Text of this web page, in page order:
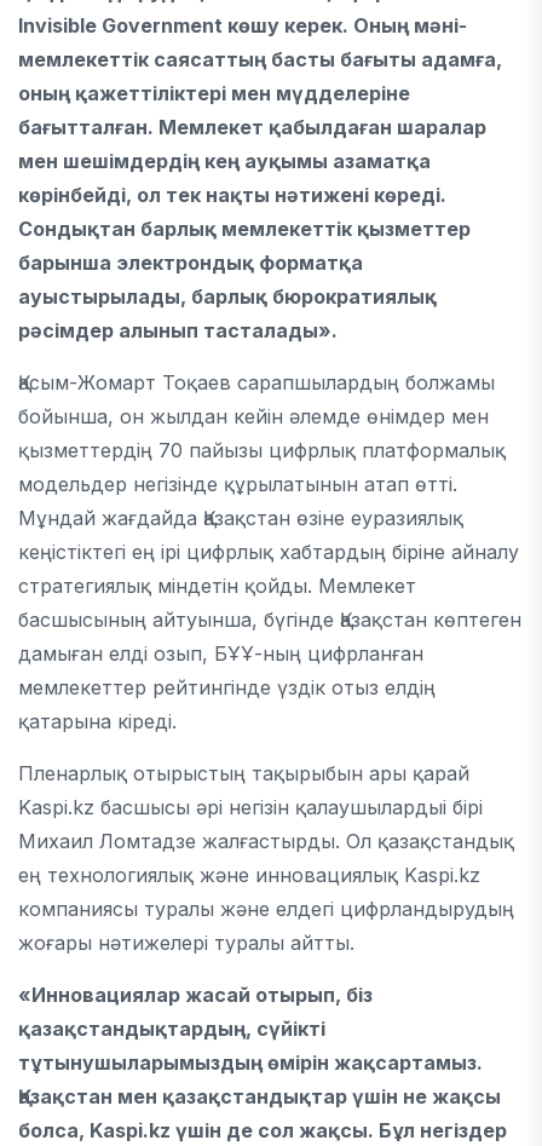
Invisible Government көшу керек. Оның мәні-
мемлекеттік саясаттың басты бағыты адамға,
оның қажеттіліктері мен мүдделеріне
бағытталған. Мемлекет қабылдаған шаралар
мен шешімдердің кең ауқымы азаматқа
көрінбейді, ол тек нақты нәтижені көреді.
Сондықтан барлық мемлекеттік қызметтер
барынша электрондық форматқа
ауыстырылады, барлық бюрократиялық
рәсімдер алынып тасталады».
Қасым-Жомарт Тоқаев сарапшылардың болжамы
бойынша, он жылдан кейін әлемде өнімдер мен
қызметтердің 70 пайызы цифрлық платформалық
модельдер негізінде құрылатынын атап өтті.
Мұндай жағдайда Қазақстан өзіне еуразиялық
кеңістіктегі ең ірі цифрлық хабтардың біріне айналу
стратегиялық міндетін қойды. Мемлекет
басшысының айтуынша, бүгінде Қазақстан көптеген
дамыған елді озып, БҰҰ-ның цифрланған
мемлекеттер рейтингінде үздік отыз елдің
қатарына кіреді.
Пленарлық отырыстың тақырыбын ары қарай
Kaspi.kz басшысы әрі негізін қалаушылардыі бірі
Михаил Ломтадзе жалғастырды. Ол қазақстандық
ең технологиялық және инновациялық Kaspi.kz
компаниясы туралы және елдегі цифрландырудың
жоғары нәтижелері туралы айтты.
«Инновациялар жасай отырып, біз
қазақстандықтардың, сүйікті
тұтынушыларымыздың өмірін жақсартамыз.
Қазақстан мен қазақстандықтар үшін не жақсы
болса, Kaspi.kz үшін де сол жақсы. Бұл негіздер